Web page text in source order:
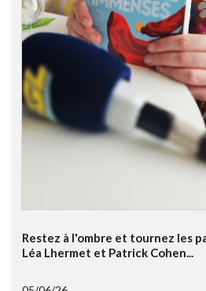
Restez à l'ombre et tournez les
Léa Lhermet et Patrick Cohen...